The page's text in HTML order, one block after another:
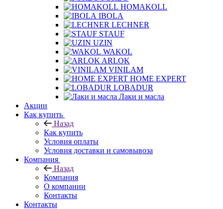
HOMAKOLL
IBOLA
LECHNER
STAUF
UZIN
WAKOL
ARLOK
VINILAM
HOME EXPERT
LOBADUR
Лаки и масла
Акции
Как купить
Назад
Как купить
Условия оплаты
Условия доставки и самовывоза
Компания
Назад
Компания
О компании
Контакты
Контакты